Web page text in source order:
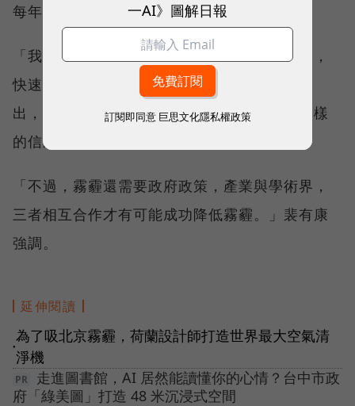
每年有120萬人因此死亡。」
「我們已經沒有太多時間，需要用最新的科技，
快速降低霧霾的污染情況。」裴有康說。他指
出，研究這個領域可以拯救很多人的性命，這樣
的信念是驅使我前進的動力。
「不過，霧霾還需要政府政策，產業與學術界，
三者相互合作才有可能成功降低霧霾。」裴有康
強調。
延伸閱讀
●
為了吸北京霧霾，荷蘭設計師打造世界最大空氣清
淨機
走進圖書館，AI 居然能讀懂你的心情？台中市政
府「綠美圖」打造 48 米沉浸式空間
一AI》圖解日報
訂閱即同意 巨思文化隱私權政策